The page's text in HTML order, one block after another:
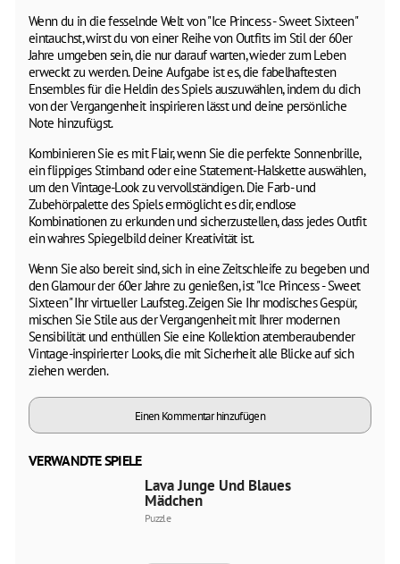
Wenn du in die fesselnde Welt von "Ice Princess - Sweet Sixteen"
eintauchst, wirst du von einer Reihe von Outfits im Stil der 60er
Jahre umgeben sein, die nur darauf warten, wieder zum Leben
erweckt zu werden. Deine Aufgabe ist es, die fabelhaftesten
Ensembles für die Heldin des Spiels auszuwählen, indem du dich
von der Vergangenheit inspirieren lässt und deine persönliche
Note hinzufügst.
Kombinieren Sie es mit Flair, wenn Sie die perfekte Sonnenbrille,
ein flippiges Stirnband oder eine Statement-Halskette auswählen,
um den Vintage-Look zu vervollständigen. Die Farb- und
Zubehörpalette des Spiels ermöglicht es dir, endlose
Kombinationen zu erkunden und sicherzustellen, dass jedes Outfit
ein wahres Spiegelbild deiner Kreativität ist.
Wenn Sie also bereit sind, sich in eine Zeitschleife zu begeben und
den Glamour der 60er Jahre zu genießen, ist "Ice Princess - Sweet
Sixteen" Ihr virtueller Laufsteg. Zeigen Sie Ihr modisches Gespür,
mischen Sie Stile aus der Vergangenheit mit Ihrer modernen
Sensibilität und enthüllen Sie eine Kollektion atemberaubender
Vintage-inspirierter Looks, die mit Sicherheit alle Blicke auf sich
ziehen werden.
Einen Kommentar hinzufügen
VERWANDTE SPIELE
Lava Junge Und Blaues
Mädchen
Puzzle